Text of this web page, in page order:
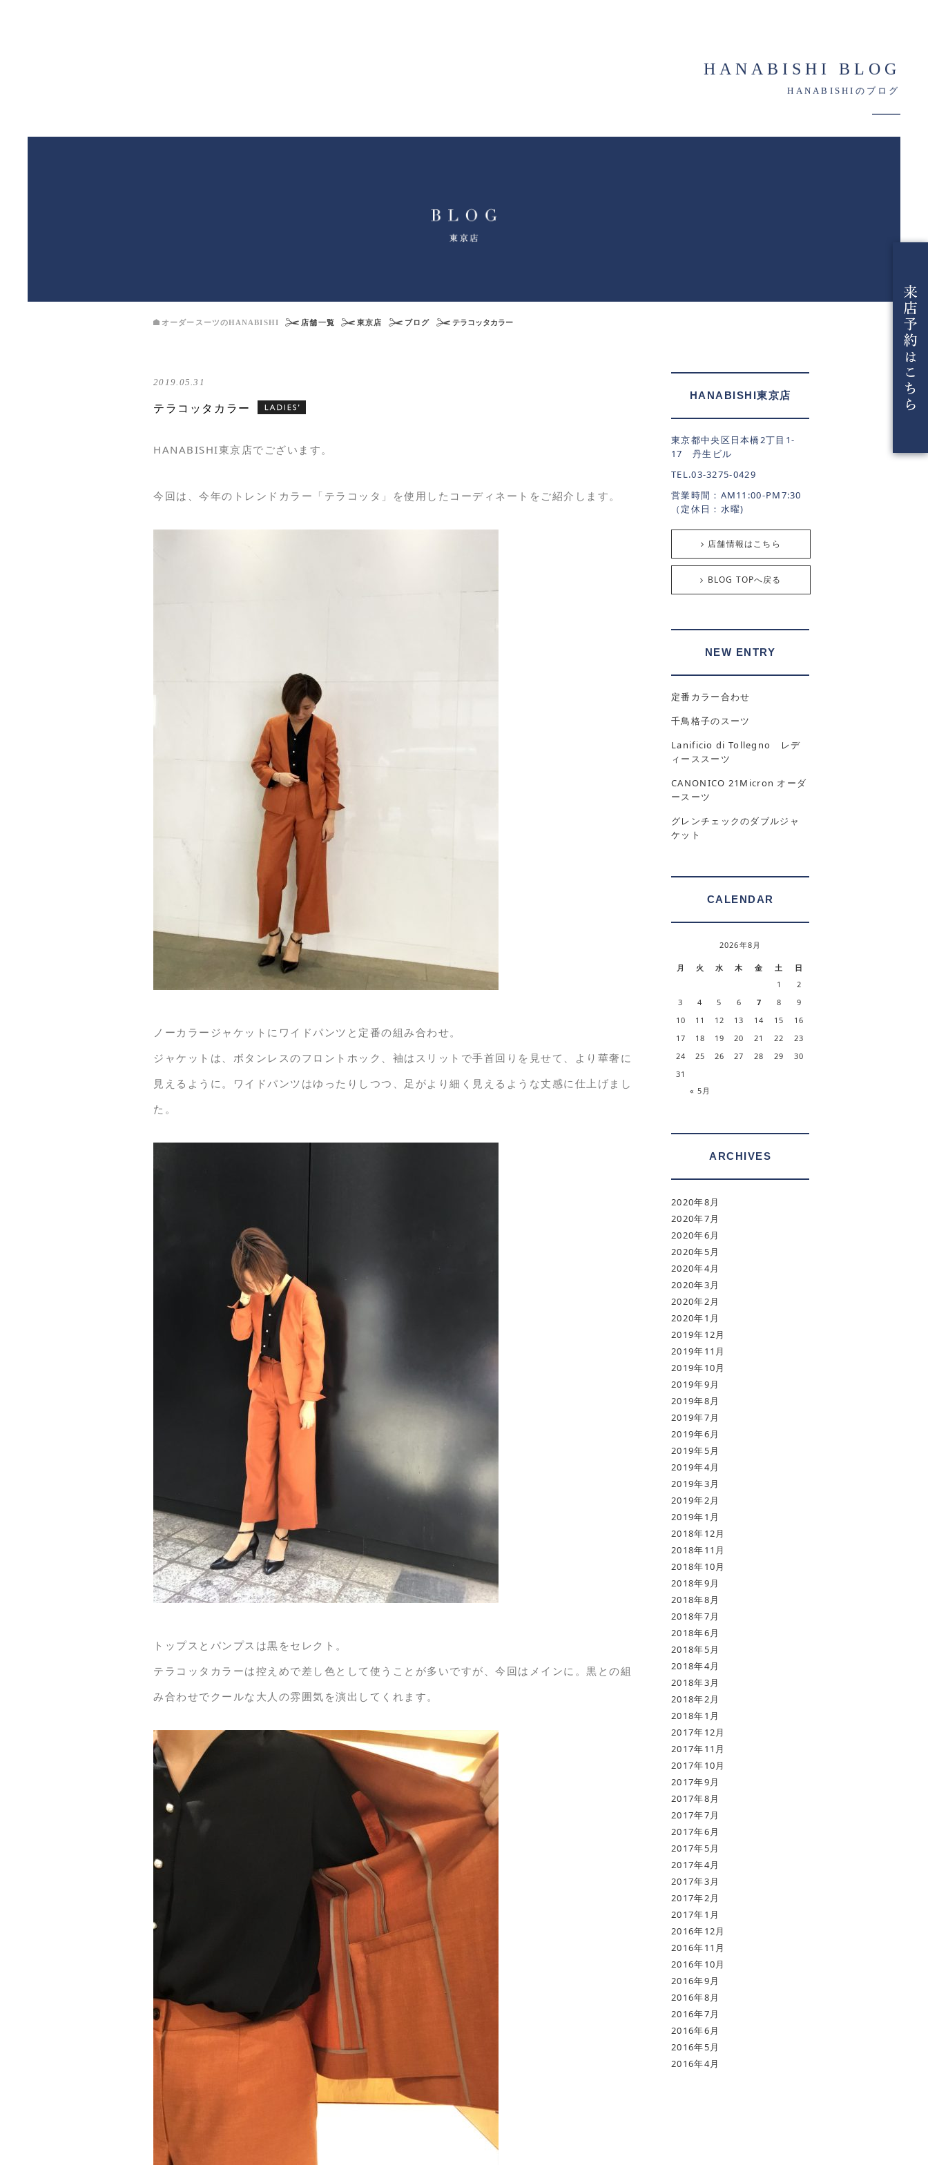
HANABISHI BLOG
HANABISHIのブログ
オーダースーツのHANABISHI 店舗一覧 東京店 ブログ テラコッタカラー
2019.05.31
テラコッタカラー
HANABISHI東京店でございます。
今回は、今年のトレンドカラー「テラコッタ」を使用したコーディネートをご紹介します。
ノーカラージャケットにワイドパンツと定番の組み合わせ。
ジャケットは、ボタンレスのフロントホック、袖はスリットで手首回りを見せて、より華奢に
見えるように。ワイドパンツはゆったりしつつ、足がより細く見えるような丈感に仕上げまし
た。
トップスとパンプスは黒をセレクト。
テラコッタカラーは控えめで差し色として使うことが多いですが、今回はメインに。黒との組
み合わせでクールな大人の雰囲気を演出してくれます。
HANABISHI東京店
東京都中央区日本橋2丁目1-
17 丹生ビル
TEL.03-3275-0429
営業時間：AM11:00-PM7:30
（定休日：水曜)
店舗情報はこちら
BLOG TOPへ戻る
NEW ENTRY
定番カラー合わせ
千鳥格子のスーツ
Lanificio di Tollegno レデ
ィーススーツ
CANONICO 21Micron オーダ
ースーツ
グレンチェックのダブルジャ
ケット
CALENDAR
2026年8月
月 火 水 木 金 土 日
« 5月
1
2
3
4 5 6 7 8
9
10
11 12 13 14 15
16
17
18 19 20 21 22
23
24
25 26 27 28 29
30
31
ARCHIVES
2020年8月
2020年7月
2020年6月
2020年5月
2020年4月
2020年3月
2020年2月
2020年1月
2019年12月
2019年11月
2019年10月
2019年9月
2019年8月
2019年7月
2019年6月
2019年5月
2019年4月
2019年3月
2019年2月
2019年1月
2018年12月
2018年11月
2018年10月
2018年9月
2018年8月
2018年7月
2018年6月
2018年5月
2018年4月
2018年3月
2018年2月
2018年1月
2017年12月
2017年11月
2017年10月
2017年9月
2017年8月
2017年7月
2017年6月
2017年5月
2017年4月
2017年3月
2017年2月
2017年1月
2016年12月
2016年11月
2016年10月
2016年9月
2016年8月
2016年7月
2016年6月
2016年5月
2016年4月